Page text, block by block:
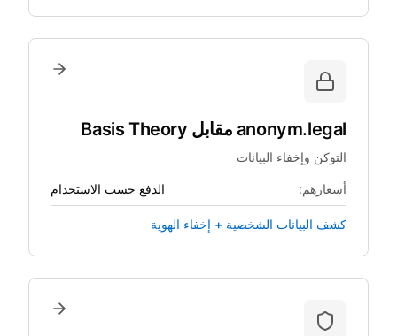
anonym.legal مقابل Basis Theory
التوكن وإخفاء البيانات
أسعارهم: الدفع حسب الاستخدام
كشف البيانات الشخصية + إخفاء الهوية